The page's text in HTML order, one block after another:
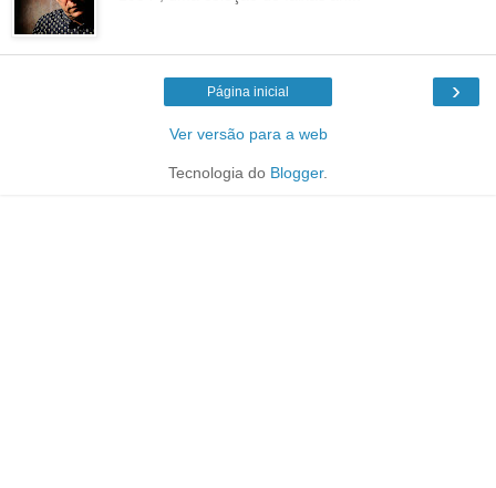
›
Página inicial
Ver versão para a web
Tecnologia do Blogger.